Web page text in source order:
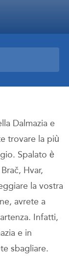
Dalmazia e
trovare la più
Spalato è
Hvar,
la vostra
avrete a
Infatti,
e in
sbagliare.